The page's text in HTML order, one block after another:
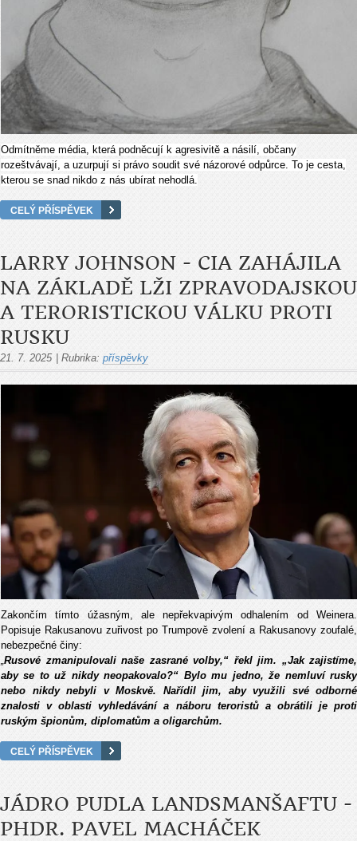
Odmítněme média, která podněcují k agresivitě a násilí, občany
rozeštvávají, a uzurpují si právo soudit své názorové odpůrce. To je cesta,
kterou se snad nikdo z nás ubírat nehodlá.
CELÝ PŘÍSPĚVEK
LARRY JOHNSON - CIA ZAHÁJILA
NA ZÁKLADĚ LŽI ZPRAVODAJSKOU
A TERORISTICKOU VÁLKU PROTI
RUSKU
21. 7. 2025 | Rubrika: příspěvky
Zakončím tímto úžasným, ale nepřekvapivým odhalením od Weinera.
Popisuje Rakusanovu zuřivost po Trumpově zvolení a Rakusanovy zoufalé,
nebezpečné činy:
Rusové zmanipulovali naše zasrané volby,“ řekl jim. „Jak zajistíme,
aby se to už nikdy neopakovalo?“ Bylo mu jedno, že nemluví rusky
nebo nikdy nebyli v Moskvě. Nařídil jim, aby využili své odborné
znalosti v oblasti vyhledávání a náboru teroristů a obrátili je proti
ruským špionům, diplomatům a oligarchům.
CELÝ PŘÍSPĚVEK
JÁDRO PUDLA LANDSMANŠAFTU -
PHDR. PAVEL MACHÁČEK